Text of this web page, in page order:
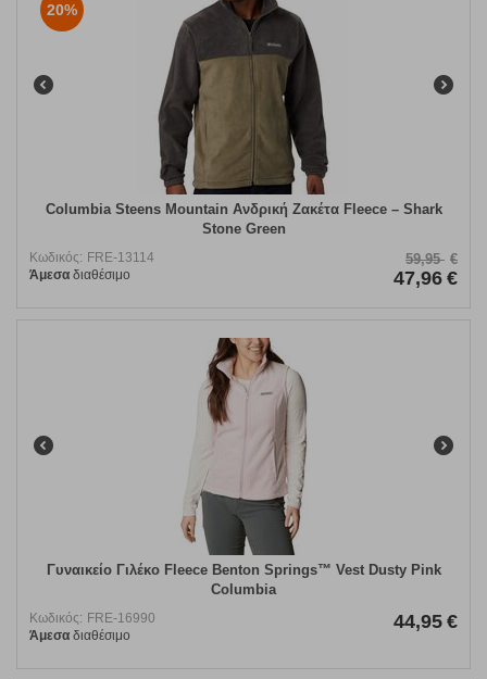
20%
Columbia Steens Mountain Ανδρική Ζακέτα Fleece – Shark
Stone Green
Κωδικός: FRE-13114
Άμεσα διαθέσιμο
59,95 €
47,96 €
Γυναικείο Γιλέκο Fleece Benton Springs™ Vest Dusty Pink
Columbia
Κωδικός: FRE-16990
Άμεσα διαθέσιμο
44,95 €